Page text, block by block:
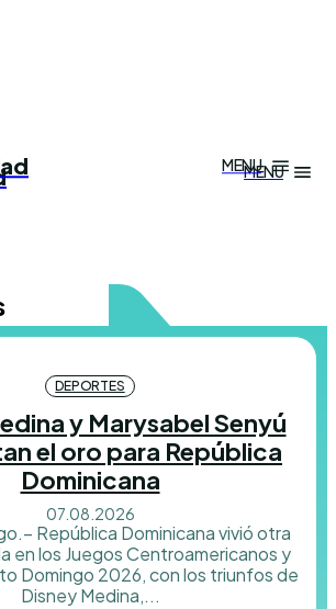
Theme.
Theme.
MENU
MENU
DEPORTES
y Marysabel Senyú
el oro para República
Dominicana
07.08.2026
República Dominicana vivió otra
en los Juegos Centroamericanos y
Domingo 2026, con los triunfos de
Disney Medina,...